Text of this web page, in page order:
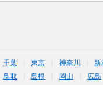
千葉 東京 神奈川 新
鳥取 島根 岡山 広島